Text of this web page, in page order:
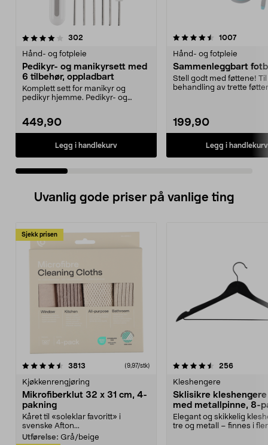
302
Hånd- og fotpleie
Pedikyr- og manikyrsett med
6 tilbehør, oppladbart
Komplett sett for manikyr og
pedikyr hjemme. Pedikyr- og
449,90
Legg i handlekurv
4.5 av 5 stjerner 1007
Hånd- og fotpleie
Sammenleggbart
Stell godt med føttene!
behandling av trette
199,90
Legg i handlekurv
4.5 av 5 stjerner
Uvanlig gode priser på vanlige ting
Sjekk prisen
3813 anmeldelser(9,97/stk)
Kjøkkenrengjøring
Mikrofiberklut 32 x 31 cm, 4-
pakning
Kåret til «soleklar favoritt» i
svenske Afton...
Utførelse: Grå/beige
4.5av 5 stjerner 256
Kleshengere
Sklisikre
med metallpinne, 8-
Elegant og skikkelig
tre og metall – finnes i
4.5av 5 stjerner